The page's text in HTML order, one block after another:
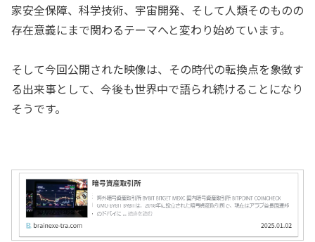
家安全保障、科学技術、宇宙開発、そして人類そのものの
存在意義にまで関わるテーマへと変わり始めています。
そして今回公開された映像は、その時代の転換点を象徴す
る出来事として、今後も世界中で語られ続けることになり
そうです。